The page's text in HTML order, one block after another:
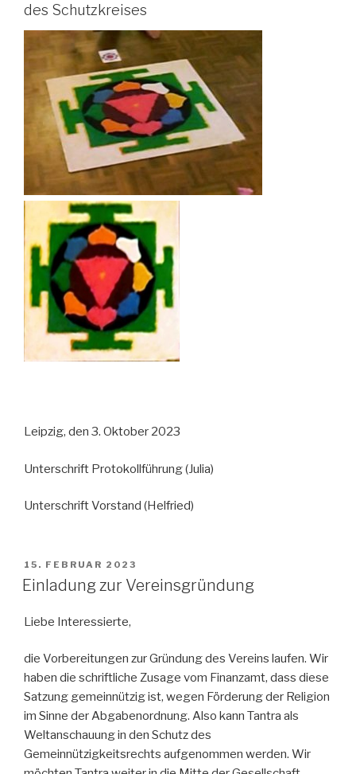
des Schutzkreises
Leipzig, den 3. Oktober 2023
Unterschrift Protokollführung (Julia)
Unterschrift Vorstand (Helfried)
VERÖFFENTLICHT
AM
15. FEBRUAR 2023
Einladung zur Vereinsgründung
Liebe Interessierte,
die Vorbereitungen zur Gründung des Vereins laufen. Wir
haben die schriftliche Zusage vom Finanzamt, dass diese
Satzung gemeinnützig ist, wegen Förderung der Religion
im Sinne der Abgabenordnung. Also kann Tantra als
Weltanschauung in den Schutz des
Gemeinnützigkeitsrechts aufgenommen werden. Wir